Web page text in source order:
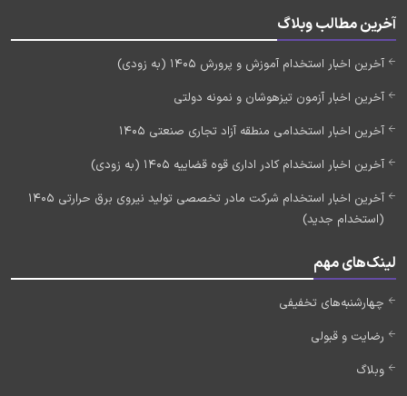
آخرین مطالب وبلاگ
آخرین اخبار استخدام آموزش و پرورش 1405 (به زودی)
آخرین اخبار آزمون تیزهوشان و نمونه دولتی
آخرین اخبار استخدامی منطقه آزاد تجاری صنعتی 1405
آخرین اخبار استخدام کادر اداری قوه قضاییه 1405 (به زودی)
آخرین اخبار استخدام شرکت مادر تخصصی تولید نیروی برق حرارتی 1405
(استخدام جدید)
لینک‌های مهم
چهارشنبه‌های تخفیفی
رضایت و قبولی
وبلاگ